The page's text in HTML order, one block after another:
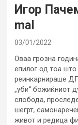
Игор
mal
03/01/2022
Оваа грозна
епилог од тоа
реинкарнираше
„уби“ божиќниот
слобода,
шегрт,
живот и редица